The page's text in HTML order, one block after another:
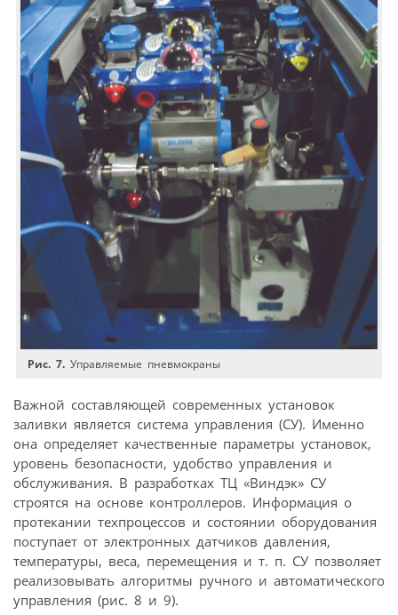
Рис. 7. Управляемые пневмокраны
Важной составляющей современных установок
заливки является система управления (СУ). Именно
она определяет качественные параметры установок,
уровень безопасности, удобство управления и
обслуживания. В разработках ТЦ «Виндэк» СУ
строятся на основе контроллеров. Информация о
протекании техпроцессов и состоянии оборудования
поступает от электронных датчиков давления,
температуры, веса, перемещения и т. п. СУ позволяет
реализовывать алгоритмы ручного и автоматического
управления (рис. 8 и 9).